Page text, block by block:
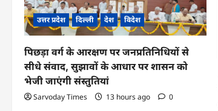
उत्तर प्रदेश दिल्ली देश विदेश
पिछड़ा वर्ग के आरक्षण पर जनप्रतिनिधियों से
सीधे संवाद, सुझावों के आधार पर शासन को
भेजी जाएंगी संस्तुतियां
Sarvoday Times 13 hours ago 0